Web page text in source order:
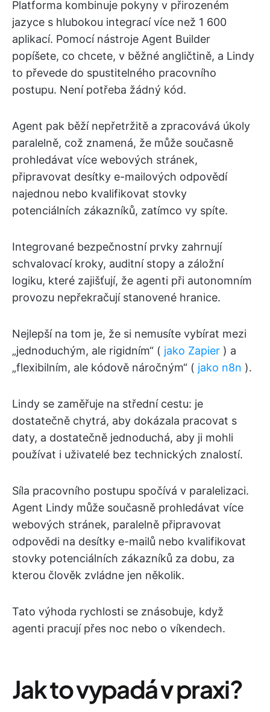
Platforma kombinuje pokyny v přirozeném
jazyce s hlubokou integrací více než 1 600
aplikací. Pomocí nástroje Agent Builder
popíšete, co chcete, v běžné angličtině, a Lindy
to převede do spustitelného pracovního
postupu. Není potřeba žádný kód.
Agent pak běží nepřetržitě a zpracovává úkoly
paralelně, což znamená, že může současně
prohledávat více webových stránek,
připravovat desítky e-mailových odpovědí
najednou nebo kvalifikovat stovky
potenciálních zákazníků, zatímco vy spíte.
Integrované bezpečnostní prvky zahrnují
schvalovací kroky, auditní stopy a záložní
logiku, které zajišťují, že agenti při autonomním
provozu nepřekračují stanovené hranice.
Nejlepší na tom je, že si nemusíte vybírat mezi
„jednoduchým, ale rigidním“ ( jako Zapier ) a
„flexibilním, ale kódově náročným“ ( jako n8n ).
Lindy se zaměřuje na střední cestu: je
dostatečně chytrá, aby dokázala pracovat s
daty, a dostatečně jednoduchá, aby ji mohli
používat i uživatelé bez technických znalostí.
Síla pracovního postupu spočívá v paralelizaci.
Agent Lindy může současně prohledávat více
webových stránek, paralelně připravovat
odpovědi na desítky e-mailů nebo kvalifikovat
stovky potenciálních zákazníků za dobu, za
kterou člověk zvládne jen několik.
Tato výhoda rychlosti se znásobuje, když
agenti pracují přes noc nebo o víkendech.
Jak to vypadá v praxi?